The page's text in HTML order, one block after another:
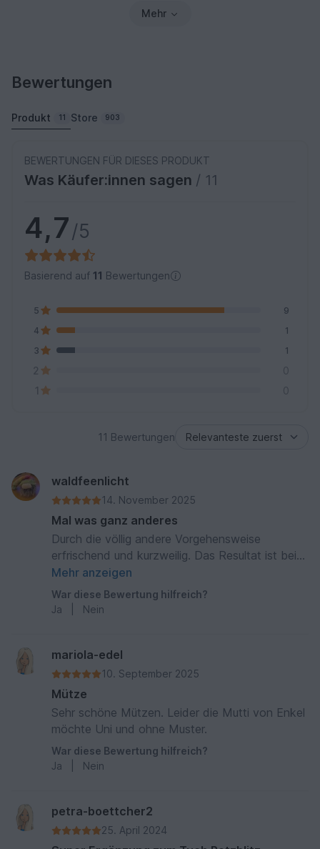
Mehr
Bewertungen
Produkt 11 Store 903
BEWERTUNGEN FÜR DIESES PRODUKT
Was Käufer:innen sagen / 11
4,7/5
Basierend auf 11 Bewertungen
5
9
4
1
3
1
2
0
1
0
11 Bewertungen
waldfeenlicht
14. November 2025
Mal was ganz anderes
Durch die völlig andere Vorgehensweise
erfrischend und kurzweilig. Das Resultat ist bei
Verwendung diverser Woll-Reste immer wieder
überraschend anders, jedoch immer sehr
ansprechend.
Mehr anzeigen
War diese Bewertung hilfreich?
Ja
Nein
mariola-edel
10. September 2025
Mütze
Sehr schöne Mützen. Leider die Mutti von Enkel
möchte Uni und ohne Muster.
War diese Bewertung hilfreich?
Ja
Nein
petra-boettcher2
25. April 2024